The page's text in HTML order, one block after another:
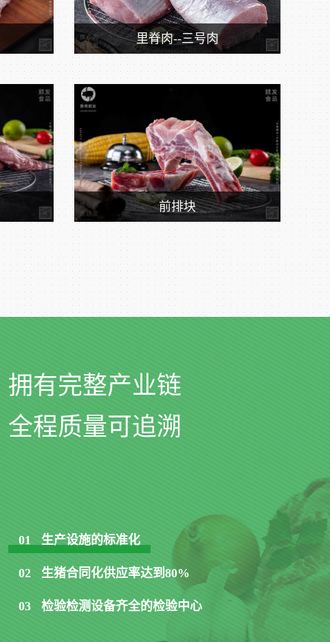
里脊肉--三号肉
前排块
拥有完整产业链
全程质量可追溯
01 生产设施的标准化
02 生猪合同化供应率达到80%
03 检验检测设备齐全的检验中心